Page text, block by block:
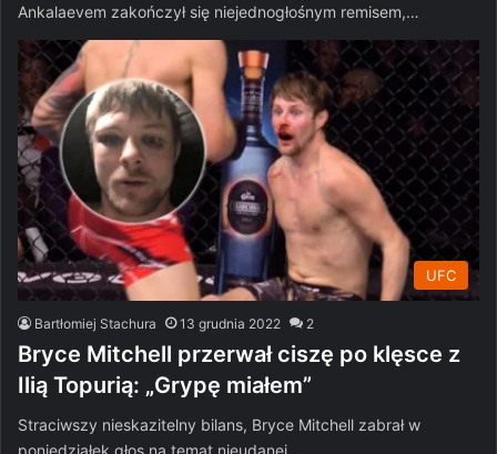
Ankalaevem zakończył się niejednogłośnym remisem,…
UFC
Bartłomiej Stachura 13 grudnia 2022 2
Bryce Mitchell przerwał ciszę po klęsce z
Ilią Topurią: „Grypę miałem”
Straciwszy nieskazitelny bilans, Bryce Mitchell zabrał w
poniedziałek głos na temat nieudanej…